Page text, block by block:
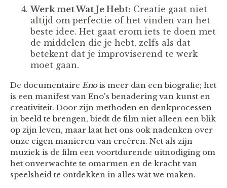
Werk met Wat Je Hebt: Creatie gaat niet
altijd om perfectie of het vinden van het
beste idee. Het gaat erom iets te doen met
de middelen die je hebt, zelfs als dat
betekent dat je improviserend te werk
moet gaan.
De documentaire Enois meer dan een biografie; het
is een manifest van Eno's benadering van kunst en
creativiteit. Door zijn methoden en denkprocessen
in beeld te brengen, biedt de film niet alleen een blik
op zijn leven, maar laat het ons ook nadenken over
onze eigen manieren van creëren. Net als zijn
muziek is de film een voortdurende uitnodiging om
het onverwachte te omarmen en de kracht van
speelsheid te ontdekken in alles wat we maken.